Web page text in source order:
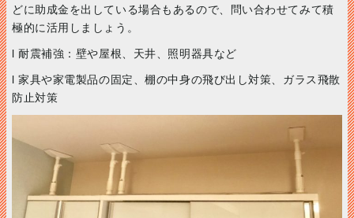
どに助成金を出している場合もあるので、問い合わせてみて積
極的に活用しましょう。
l 耐震補強：壁や屋根、天井、照明器具など
l 家具や家電製品の固定、棚の中身の飛び出し対策、ガラス飛散
防止対策